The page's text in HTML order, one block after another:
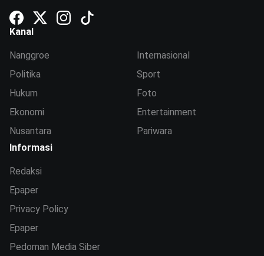
Kanal
Nanggroe
Politika
Hukum
Ekonomi
Nusantara
Internasional
Sport
Foto
Entertainment
Pariwara
Informasi
Redaksi
Epaper
Privacy Policy
Epaper
Pedoman Media Siber